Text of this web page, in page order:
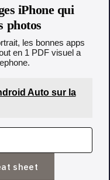
iPhone qui
photos
les bonnes apps
en 1 PDF visuel a
Auto sur la
sheet